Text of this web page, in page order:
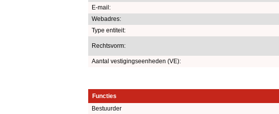
E-mail:
Webadres:
Type entiteit:
Rechtsvorm:
Aantal vestigingseenheden (VE):
Functies
Bestuurder